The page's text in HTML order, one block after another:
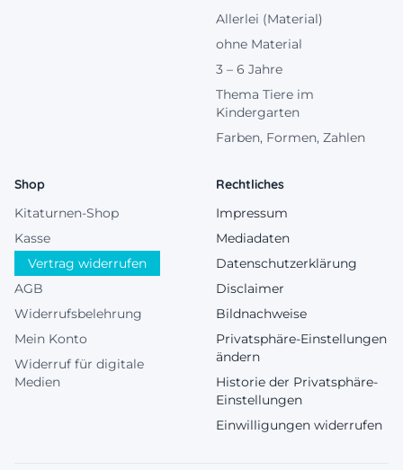
Allerlei (Material)
ohne Material
3 – 6 Jahre
Thema Tiere im
Kindergarten
Farben, Formen, Zahlen
Shop
Kitaturnen-Shop
Kasse
Vertrag widerrufen
AGB
Widerrufsbelehrung
Mein Konto
Widerruf für digitale
Medien
Rechtliches
Impressum
Mediadaten
Datenschutzerklärung
Disclaimer
Bildnachweise
Privatsphäre-Einstellungen
ändern
Historie der Privatsphäre-
Einstellungen
Einwilligungen widerrufen